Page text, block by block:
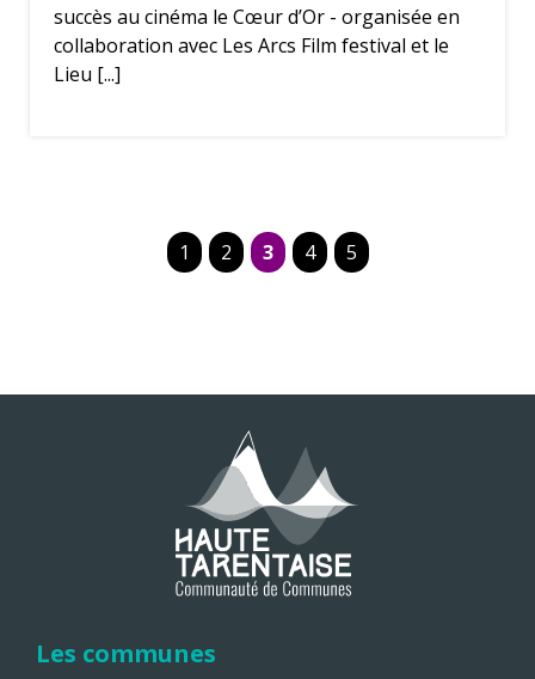
succès au cinéma le Cœur d’Or - organisée en
collaboration avec Les Arcs Film festival et le
Lieu [...]
1 2 3 4 5
Les communes